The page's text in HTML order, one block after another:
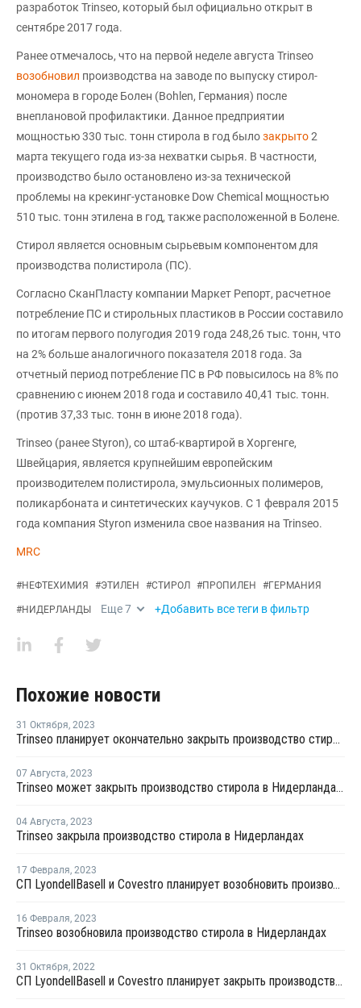
разработок Trinseo, который был официально открыт в
сентябре 2017 года.
Ранее отмечалось, что на первой неделе августа Trinseo
возобновил производства на заводе по выпуску стирол-
мономера в городе Болен (Bohlen, Германия) после
внеплановой профилактики. Данное предприятии
мощностью 330 тыс. тонн стирола в год былозакрыто2
марта текущего года из-за нехватки сырья. В частности,
производство было остановлено из-за технической
проблемы на крекинг-установке Dow Chemical мощностью
510 тыс. тонн этилена в год, также расположенной в Болене.
Стирол является основным сырьевым компонентом для
производства полистирола (ПС).
Согласно СканПласту компании Маркет Репорт, расчетное
потребление ПС и стирольных пластиков в России составило
по итогам первого полугодия 2019 года 248,26 тыс. тонн, что
на 2% больше аналогичного показателя 2018 года. За
отчетный период потребление ПС в РФ повысилось на 8% по
сравнению с июнем 2018 года и составило 40,41 тыс. тонн.
(против 37,33 тыс. тонн в июне 2018 года).
Trinseo (ранее Styron), со штаб-квартирой в Хоргенге,
Швейцария, является крупнейшим европейским
производителем полистирола, эмульсионных полимеров,
поликарбоната и синтетических каучуков. С 1 февраля 2015
года компания Styron изменила свое названия на Trinseo.
MRC
#НЕФТЕХИМИЯ #ЭТИЛЕН #СТИРОЛ #ПРОПИЛЕН #ГЕРМАНИЯ
#НИДЕРЛАНДЫ Еще7 +Добавить все теги в фильтр
Похожие новости
31 Октября, 2023
Trinseo планирует окончательно закрыть производство стирола в Тернезене
07 Августа, 2023
Trinseo может закрыть производство стирола в Нидерландах на фоне высоких затрат и растущего предложения
04 Августа, 2023
Trinseo закрыла производство стирола в Нидерландах
17 Февраля, 2023
СП LyondellBasell и Covestro планирует возобновить производство окиси пропилена и стирола в Нидерландах
16 Февраля, 2023
Trinseo возобновила производство стирола в Нидерландах
31 Октября, 2022
СП LyondellBasell и Covestro планирует закрыть производство окиси пропилена и стирола в Нидерландах на ремонт